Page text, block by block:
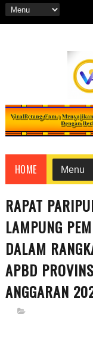
HOME
RAPAT
LAMPUNG
DALAM
APBD
ANGGARAN